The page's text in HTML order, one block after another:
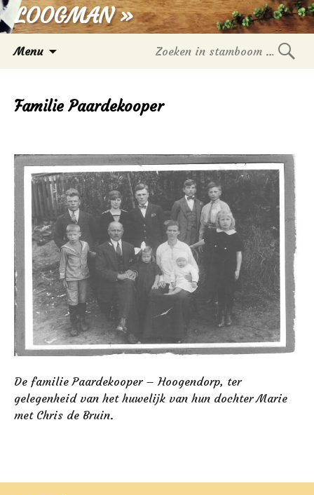
LOOGMAN »
Menu
Familie Paardekooper
De familie Paardekooper – Hoogendorp, ter
gelegenheid van het huwelijk van hun dochter Marie
met Chris de Bruin.